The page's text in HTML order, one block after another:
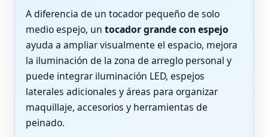
A diferencia de un tocador pequeño de solo
medio espejo, un tocador grande con espejo
ayuda a ampliar visualmente el espacio, mejora
la iluminación de la zona de arreglo personal y
puede integrar iluminación LED, espejos
laterales adicionales y áreas para organizar
maquillaje, accesorios y herramientas de
peinado.